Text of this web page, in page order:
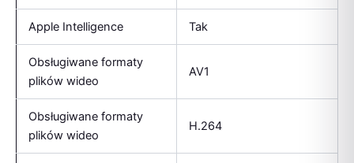
Apple Intelligence Tak
Obsługiwane formaty
plików wideo
AV1
Obsługiwane formaty
plików wideo
H.264